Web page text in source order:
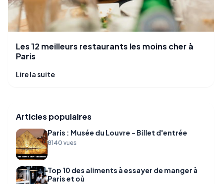
Les 12 meilleurs restaurants les moins cher à
Paris
Lire la suite
Articles populaires
Paris : Musée du Louvre - Billet d'entrée
8140 vues
Top 10 des aliments à essayer de manger à
Paris et où